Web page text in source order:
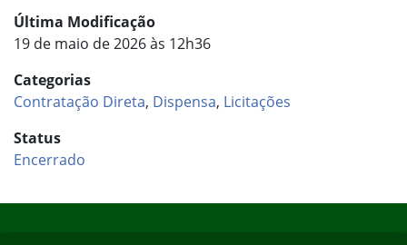
Última Modificação
19 de maio de 2026 às 12h36
Categorias
Contratação Direta, Dispensa, Licitações
Status
Encerrado